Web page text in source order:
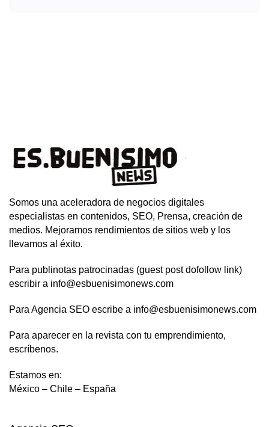
Somos una aceleradora de negocios digitales
especialistas en contenidos, SEO, Prensa, creación de
medios. Mejoramos rendimientos de sitios web y los
llevamos al éxito.
Para publinotas patrocinadas (guest post dofollow link)
escribir a info@esbuenisimonews.com
Para Agencia SEO escribe a info@esbuenisimonews.com
Para aparecer en la revista con tu emprendimiento,
escríbenos.
Estamos en:
México – Chile – España